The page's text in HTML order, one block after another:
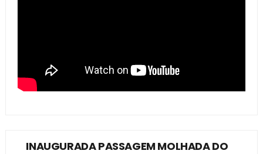
INAUGURADA PASSAGEM MOLHADA DO